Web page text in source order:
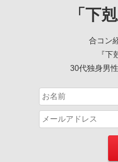
「下
合コン
『
30代独身男